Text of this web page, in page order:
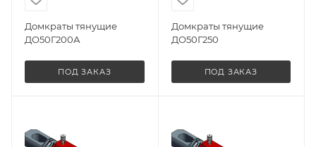
Домкраты тянущие
ДО50Г200А
ПОД ЗАКАЗ
Домкраты тянущие
ДО50Г250
ПОД ЗАКАЗ